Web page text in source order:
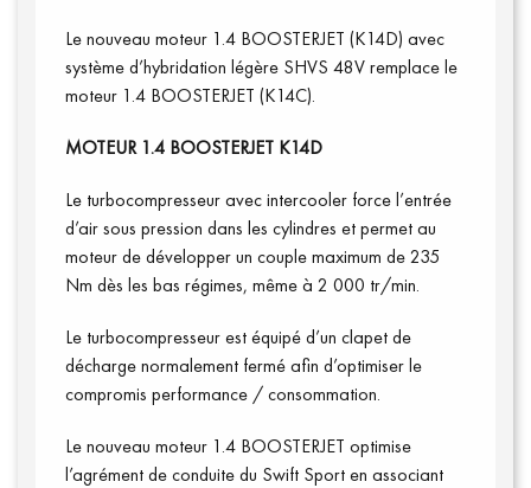
Le nouveau moteur 1.4 BOOSTERJET (K14D) avec
système d’hybridation légère SHVS 48V remplace le
moteur 1.4 BOOSTERJET (K14C).
MOTEUR 1.4 BOOSTERJET K14D
Le turbocompresseur avec intercooler force l’entrée
d’air sous pression dans les cylindres et permet au
moteur de développer un couple maximum de 235
Nm dès les bas régimes, même à 2 000 tr/min.
Le turbocompresseur est équipé d’un clapet de
décharge normalement fermé afin d’optimiser le
compromis performance / consommation.
Le nouveau moteur 1.4 BOOSTERJET optimise
l’agrément de conduite du Swift Sport en associant